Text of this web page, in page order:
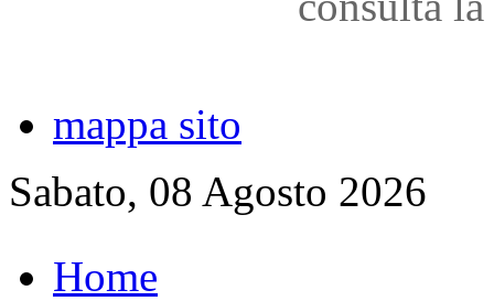
mappa sito
Sabato, 08 Agosto 2026
Home